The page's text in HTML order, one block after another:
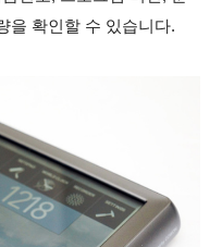
을 확인할 수 있습니다.